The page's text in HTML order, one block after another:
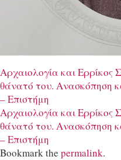
Αρχαιολογία και
θάνατό του. Aνασκόπηση
– Επιστήμη
Αρχαιολογία και
θάνατό του. Aνασκόπηση
– Επιστήμη
Bookmark the permalink.